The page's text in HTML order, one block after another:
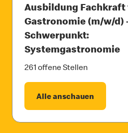
Ausbildung
Gastronomie (m/w/d)
Schwerpunkt:
Systemgastronomie
261 offene Stellen
Alle anschauen